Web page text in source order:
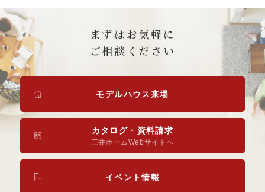
まずはお気軽に
ご相談ください
モデルハウス来場
カタログ・資料請求
三井ホームWebサイトへ
イベント情報